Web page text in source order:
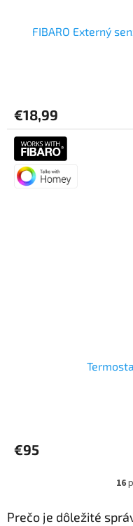
FIBARO Externý
€18,99
€95
16
Prečo je dôležité